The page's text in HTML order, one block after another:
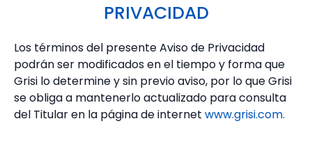
PRIVACIDAD
Los términos del presente Aviso de Privacidad
podrán ser modificados en el tiempo y forma que
Grisi lo determine y sin previo aviso, por lo que Grisi
se obliga a mantenerlo actualizado para consulta
del Titular en la página de internet www.grisi.com.